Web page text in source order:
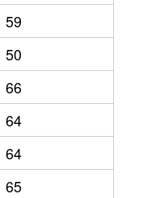
59
50
66
64
64
65